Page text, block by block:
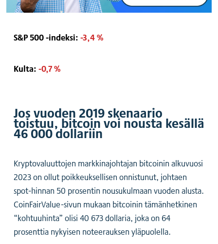
S&P 500 -indeksi:-3,4 %
Kulta:-0,7 %
Jos vuoden 2019 skenaario
toistuu, bitcoin voi nousta kesällä
46 000 dollariin
Kryptovaluuttojen markkinajohtajan bitcoinin alkuvuosi
2023 on ollut poikkeuksellisen onnistunut, johtaen
spot-hinnan 50 prosentin nousukulmaan vuoden alusta.
CoinFairValue-sivun mukaan bitcoinin tämänhetkinen
“kohtuuhinta” olisi 40 673 dollaria, joka on 64
prosenttia nykyisen noteerauksen yläpuolella.